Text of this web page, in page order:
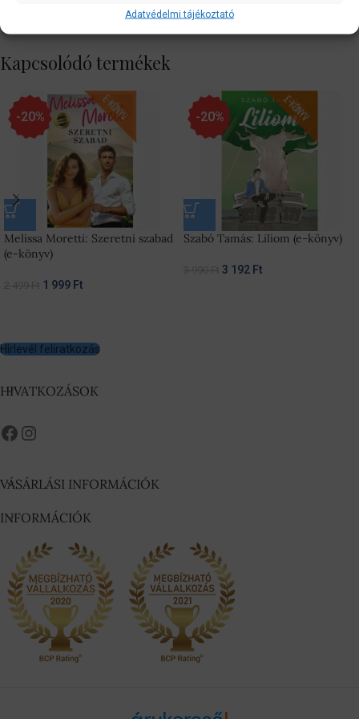
Adatvédelmi tájékoztató
Kapcsolódó termékek
-20%
Melissa Moretti: Szeretni szabad
(e-könyv)
1 999 Ft
-20%
Szabó Tamás: Liliom (e-könyv)
3 192 Ft
Hírlevél feliratkozás
HIVATKOZÁSOK
VÁSÁRLÁSI INFORMÁCIÓK
INFORMÁCIÓK